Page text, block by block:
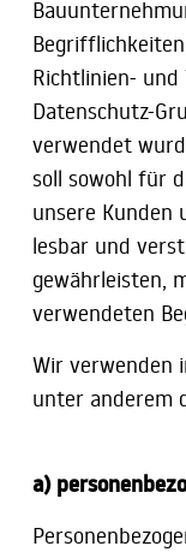
Richtlinien- und
Datenschutz-
verwendet
soll sowohl für
unsere Kunden
lesbar und
gewährleisten,
verwendeten
Wir verwenden
unter anderem
a)